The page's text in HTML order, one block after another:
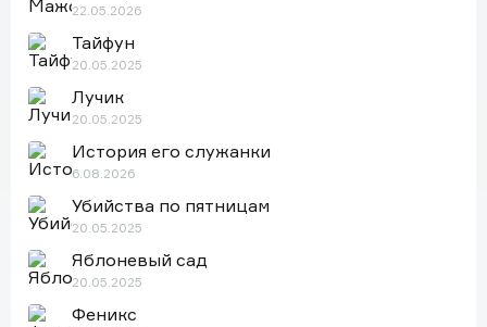
22.05.2026
Тайфун
20.05.2025
Лучик
20.05.2025
История его служанки
6.08.2026
Убийства по пятницам
20.05.2025
Яблоневый сад
20.05.2025
Феникс